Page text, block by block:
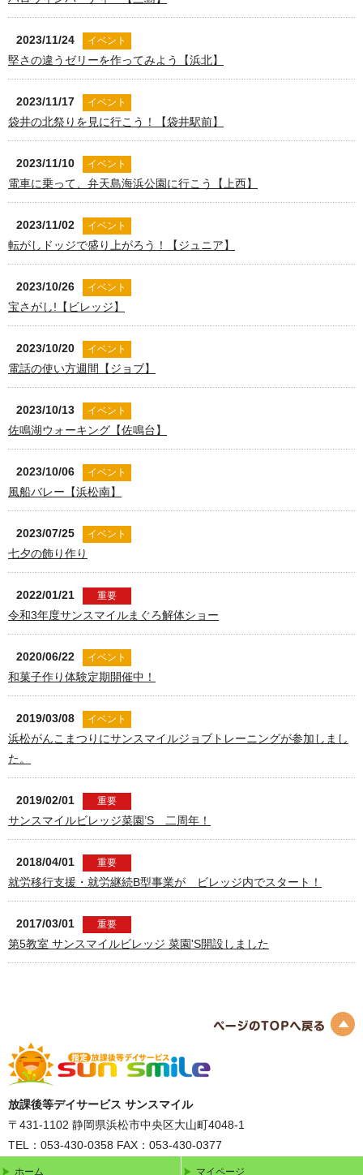
2023/11/24 イベント
堅さの違うゼリーを作ってみよう【浜北】
2023/11/17 イベント
袋井の北祭りを見に行こう！【袋井駅前】
2023/11/10 イベント
電車に乗って、弁天島海浜公園に行こう【上西】
2023/11/02 イベント
転がしドッジで盛り上がろう！【ジュニア】
2023/10/26 イベント
宝さがし!【ビレッジ】
2023/10/20 イベント
電話の使い方週間【ジョブ】
2023/10/13 イベント
佐鳴湖ウォーキング【佐鳴台】
2023/10/06 イベント
風船バレー【浜松南】
2023/07/25 イベント
七夕の飾り作り
2022/01/21 重要
令和3年度サンスマイルまぐろ解体ショー
2020/06/22 イベント
和菓子作り体験定期開催中！
2019/03/08 イベント
浜松がんこまつりにサンスマイルジョブトレーニングが参加しまし
た。
2019/02/01 重要
サンスマイルビレッジ菜園’S 二周年！
2018/04/01 重要
就労移行支援・就労継続B型事業が ビレッジ内でスタート！
2017/03/01 重要
第5教室 サンスマイルビレッジ 菜園'S開設しました
放課後等デイサービス サンスマイル
〒431-1102 静岡県浜松市中央区大山町4048-1
TEL：053-430-0358 FAX：053-430-0377
ホーム マイページ